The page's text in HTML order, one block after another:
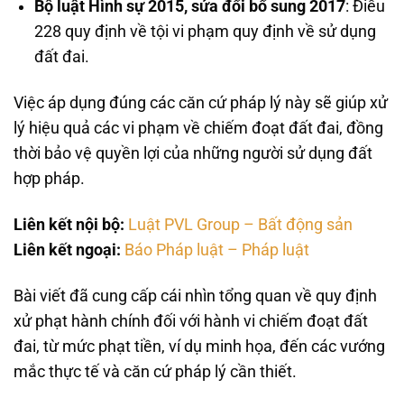
Bộ luật Hình sự 2015, sửa đổi bổ sung 2017: Điều
228 quy định về tội vi phạm quy định về sử dụng
đất đai.
Việc áp dụng đúng các căn cứ pháp lý này sẽ giúp xử
lý hiệu quả các vi phạm về chiếm đoạt đất đai, đồng
thời bảo vệ quyền lợi của những người sử dụng đất
hợp pháp.
Liên kết nội bộ: Luật PVL Group – Bất động sản
Liên kết ngoại: Báo Pháp luật – Pháp luật
Bài viết đã cung cấp cái nhìn tổng quan về quy định
xử phạt hành chính đối với hành vi chiếm đoạt đất
đai, từ mức phạt tiền, ví dụ minh họa, đến các vướng
mắc thực tế và căn cứ pháp lý cần thiết.